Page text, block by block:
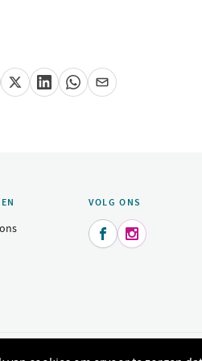
VOLG ONS
 
- Dagje uit, heerlijk uit eten,